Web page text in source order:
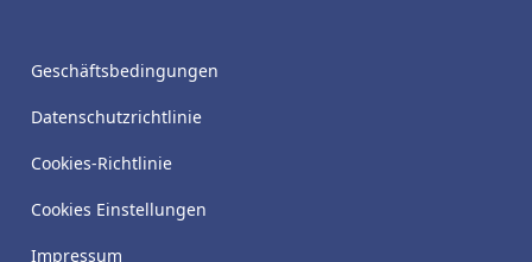
Geschäftsbedingungen
Datenschutzrichtlinie
Cookies-Richtlinie
Cookies Einstellungen
Impressum